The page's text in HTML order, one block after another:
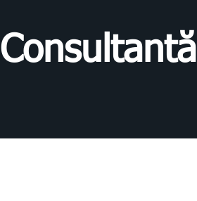
Consultantă